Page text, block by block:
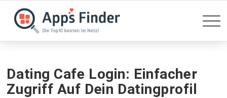
Dating Cafe Login: Einfacher
Zugriff Auf Dein Datingprofil